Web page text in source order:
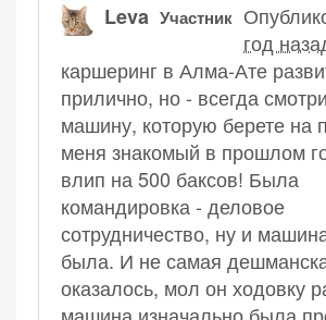
Leva Участник
год
каршеринг в Алма-Ате
прилично, но - всегда
машину, которую берете на
меня знакомый в прошлом
влип на 500 баксов! Была
командировка - деловое
сотрудничество, ну и
была. И не самая
оказалось, мол он ходовку